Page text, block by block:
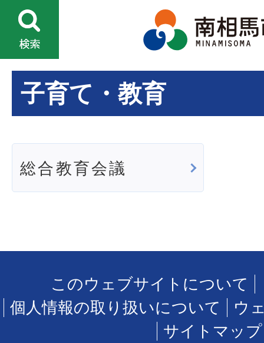
子育て・教育
総合教育会議
このウェブサイトについて
個人情報の取り扱いについて
ウ
サイトマップ